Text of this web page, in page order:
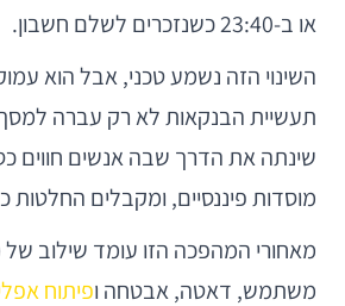
או ב-23:40 כשנזכרים לשלם חשבון.
השינוי הזה נשמע טכני, אבל הוא
תעשיית הבנקאות לא רק עברה למסך
שינתה את הדרך שבה אנשים חווים
מוסדות פיננסיים, ומקבלים החלטות
מאחורי המהפכה הזו עומד שילוב של
משתמש, דאטה, אבטחה ופיתוח